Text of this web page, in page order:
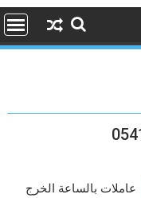
عاملات بالساعة الخرج